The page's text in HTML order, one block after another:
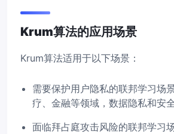
Krum算法的应用场景
Krum算法适用于以下场景：
需要保护用户隐私的联邦学习场
疗、金融等领域，数据隐私和安
面临拜占庭攻击风险的联邦学习